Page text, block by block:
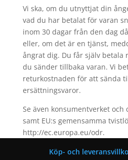
Vi ska, om du utnyttjat din
vad du har betalat för varan
inom 30 dagar från den dag
eller, om det är en tjänst,
ångrat dig. Du får själv betala
du sänder tillbaka varan. Vi
returkostnaden för att sända
ersättningsvaror.
Se även konsumentverket och
samt EU:s gemensamma
http://ec.europa.eu/odr.
Köp- och